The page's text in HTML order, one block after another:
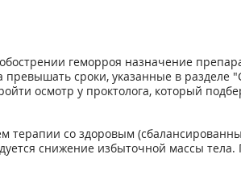
геморроя назначение
сроки, указанные в разделе
осмотр у проктолога, который
терапии со здоровым
снижение избыточной массы